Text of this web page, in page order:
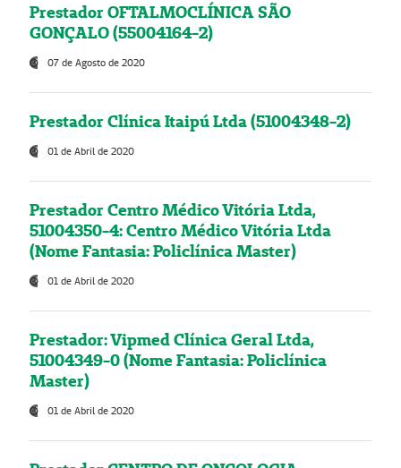
Prestador OFTALMOCLÍNICA SÃO
GONÇALO (55004164-2)
07 de Agosto de 2020
Prestador Clínica Itaipú Ltda (51004348-2)
01 de Abril de 2020
Prestador Centro Médico Vitória Ltda,
51004350-4: Centro Médico Vitória Ltda
(Nome Fantasia: Policlínica Master)
01 de Abril de 2020
Prestador: Vipmed Clínica Geral Ltda,
51004349-0 (Nome Fantasia: Policlínica
Master)
01 de Abril de 2020